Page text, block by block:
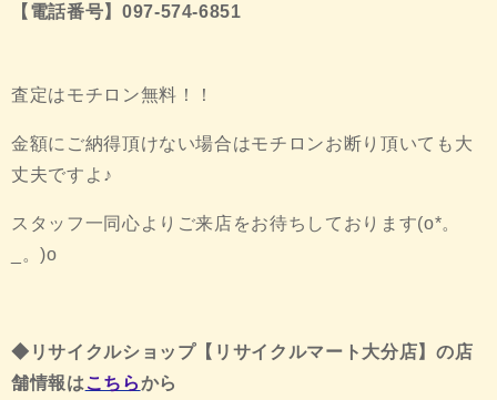
【電話番号】097-574-6851
査定はモチロン無料！！
金額にご納得頂けない場合はモチロンお断り頂いても大
丈夫ですよ♪
スタッフ一同心よりご来店をお待ちしております(o*。
_。)o
◆リサイクルショップ【リサイクルマート大分店】 の店
舗情報は こちらから